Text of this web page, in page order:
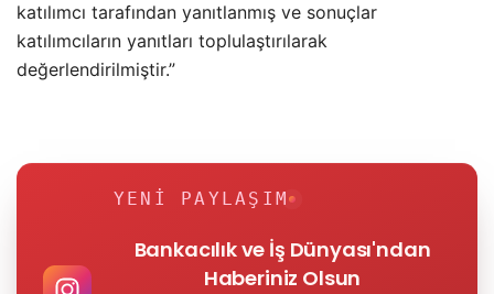
katılımcı tarafından yanıtlanmış ve sonuçlar
katılımcıların yanıtları toplulaştırılarak
değerlendirilmiştir.”
YENI PAYLAŞIM
Bankacılık ve İş Dünyası'ndan
Haberiniz Olsun